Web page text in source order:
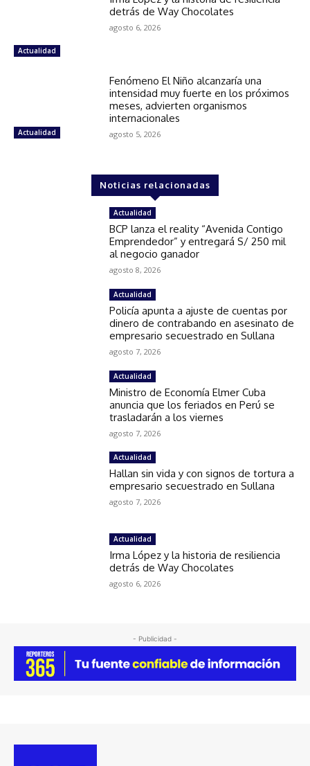
Actualidad
detrás de Way Chocolates
agosto 6, 2026
Actualidad
Fenómeno El Niño alcanzaría una
intensidad muy fuerte en los próximos
meses, advierten organismos
internacionales
agosto 5, 2026
Noticias relacionadas
Actualidad
BCP lanza el reality “Avenida Contigo
Emprendedor” y entregará S/ 250 mil
al negocio ganador
agosto 8, 2026
Actualidad
Policía apunta a ajuste de cuentas por
dinero de contrabando en asesinato de
empresario secuestrado en Sullana
agosto 7, 2026
Actualidad
Ministro de Economía Elmer Cuba
anuncia que los feriados en Perú se
trasladarán a los viernes
agosto 7, 2026
Actualidad
Hallan sin vida y con signos de tortura a
empresario secuestrado en Sullana
agosto 7, 2026
Actualidad
Irma López y la historia de resiliencia
detrás de Way Chocolates
agosto 6, 2026
- Publicidad -